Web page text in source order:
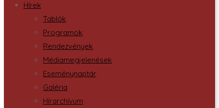
Hírek
Tablók
Programok
Rendezvények
Médiamegjelenések
Eseménynaptár
Galéria
Hírarchívum